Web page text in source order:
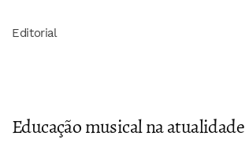
Editorial
Educação musical na atualidade